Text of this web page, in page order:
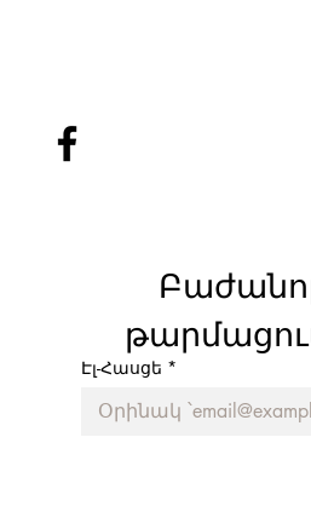
Էլ-Հասցե *